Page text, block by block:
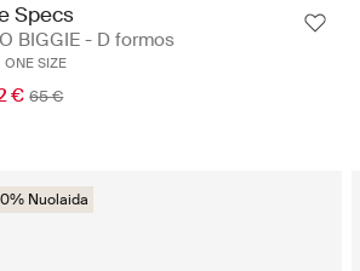
Specs
BIGGIE - D formos
ONE SIZE
€ 65 €
Nuolaida